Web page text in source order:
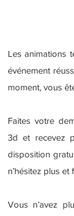
Les animations
événement
moment, vous
Faites votre
3d et recevez
disposition
n’hésitez plus
Vous n’avez